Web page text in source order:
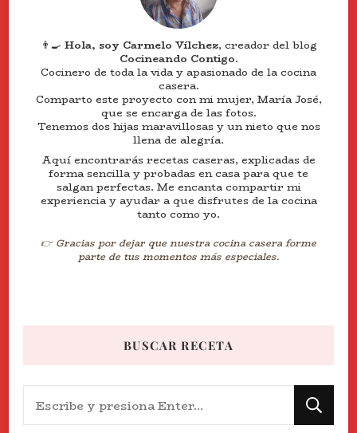
👨‍🍳 Hola, soy Carmelo Vílchez, creador del blog
Cocineando Contigo.
Cocinero de toda la vida y apasionado de la cocina
casera.
Comparto este proyecto con mi mujer, María José,
que se encarga de las fotos.
Tenemos dos hijas maravillosas y un nieto que nos
llena de alegría.
Aquí encontrarás recetas caseras, explicadas de
forma sencilla y probadas en casa para que te
salgan perfectas. Me encanta compartir mi
experiencia y ayudar a que disfrutes de la cocina
tanto como yo.
👉 Gracias por dejar que nuestra cocina casera forme
parte de tus momentos más especiales.
BUSCAR RECETA
¿Buscas
algo?